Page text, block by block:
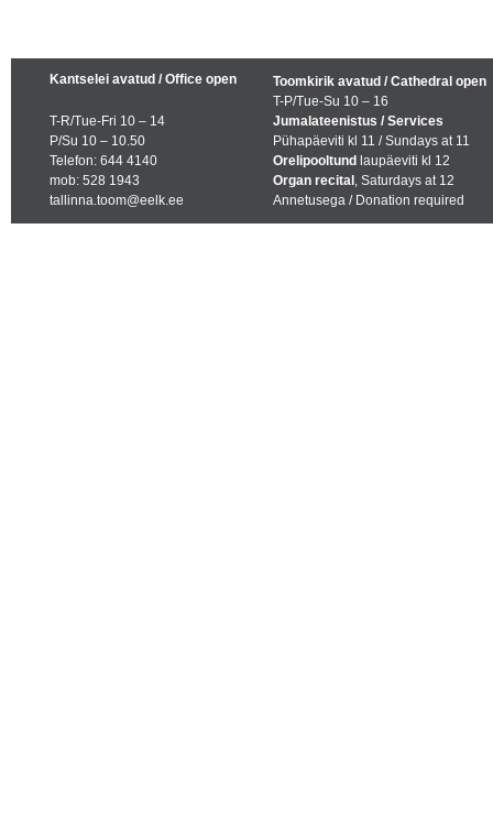
Kantselei avatud / Office open
T-R/Tue-Fri 10 – 14
P/Su 10 – 10.50
Telefon: 644 4140
mob: 528 1943
tallinna.toom@eelk.ee
Toomkirik avatud / Cathedral open
T-P/Tue-Su 10 – 16
Jumalateenistus / Services
Pühapäeviti kl 11 / Sundays at 11
Orelipooltund laupäeviti kl 12
Organ recital , Saturdays at 12
Annetusega / Donation required